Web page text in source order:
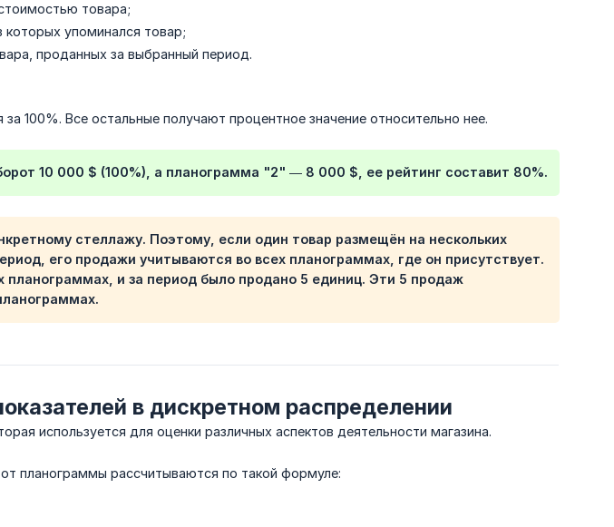
товара;
которых упоминался товар;
проданных за выбранный период.
100%. Все остальные получают процентное значение относительно нее.
10 000 $ (100%), а планограмма "2" — 8 000 $, ее рейтинг составит 80%.
стеллажу. Поэтому, если один товар размещён на нескольких
его продажи учитываются во всех планограммах, где он присутствует.
и за период было продано 5 единиц. Эти 5 продаж
в дискретном распределении
используется для оценки различных аспектов деятельности магазина.
планограммы рассчитываются по такой формуле: